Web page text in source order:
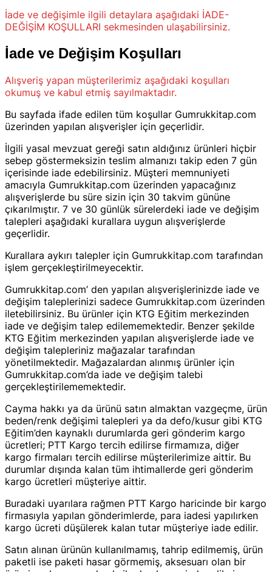
İade ve değişimle ilgili detaylara aşağıdaki İADE-
DEĞİŞİM KOŞULLARI sekmesinden ulaşabilirsiniz.
İade ve Değişim Koşulları
Alışveriş yapan müşterilerimiz aşağıdaki koşulları
okumuş ve kabul etmiş sayılmaktadır.
Bu sayfada ifade edilen tüm koşullar Gumrukkitap.com
üzerinden yapılan alışverişler için geçerlidir.
İlgili yasal mevzuat gereği satın aldığınız ürünleri hiçbir
sebep göstermeksizin teslim almanızı takip eden 7 gün
içerisinde iade edebilirsiniz. Müşteri memnuniyeti
amacıyla Gumrukkitap.com üzerinden yapacağınız
alışverişlerde bu süre sizin için 30 takvim gününe
çıkarılmıştır. 7 ve 30 günlük sürelerdeki iade ve değişim
talepleri aşağıdaki kurallara uygun alışverişlerde
geçerlidir.
Kurallara aykırı talepler için Gumrukkitap.com tarafından
işlem gerçekleştirilmeyecektir.
Gumrukkitap.com’ den yapılan alışverişlerinizde iade ve
değişim taleplerinizi sadece Gumrukkitap.com üzerinden
iletebilirsiniz. Bu ürünler için KTG Eğitim merkezinden
iade ve değişim talep edilememektedir. Benzer şekilde
KTG Eğitim merkezinden yapılan alışverişlerde iade ve
değişim talepleriniz mağazalar tarafından
yönetilmektedir. Mağazalardan alınmış ürünler için
Gumrukkitap.com’da iade ve değişim talebi
gerçekleştirilememektedir.
Cayma hakkı ya da ürünü satın almaktan vazgeçme, ürün
beden/renk değişimi talepleri ya da defo/kusur gibi KTG
Eğitim’den kaynaklı durumlarda geri gönderim kargo
ücretleri; PTT Kargo tercih edilirse firmamıza, diğer
kargo firmaları tercih edilirse müşterilerimize aittir. Bu
durumlar dışında kalan tüm ihtimallerde geri gönderim
kargo ücretleri müşteriye aittir.
Buradaki uyarılara rağmen PTT Kargo haricinde bir kargo
firmasıyla yapılan gönderimlerde, para iadesi yapılırken
kargo ücreti düşülerek kalan tutar müşteriye iade edilir.
Satın alınan ürünün kullanılmamış, tahrip edilmemiş, ürün
paketli ise paketi hasar görmemiş, aksesuarı olan bir